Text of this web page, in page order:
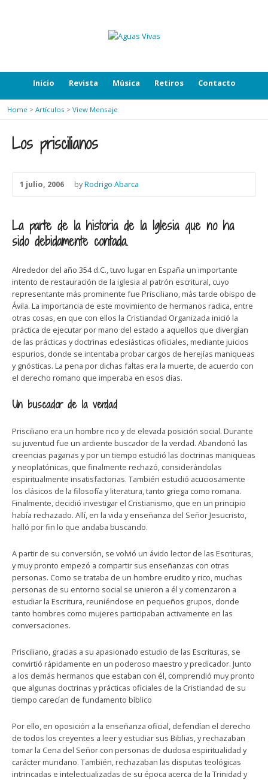
Inicio Revista Música Retiros Contacto
Home > Artículos > View Mensaje
Los priscilianos
1 julio, 2006 byRodrigo Abarca
La parte de la historia de la Iglesia que no ha
sido debidamente contada.
Alrededor del año 354 d.C., tuvo lugar en España un importante
intento de restauración de la iglesia al patrón escritural, cuyo
representante más prominente fue Prisciliano, más tarde obispo de
Ávila. La importancia de este movimiento de hermanos radica, entre
otras cosas, en que con ellos la Cristiandad Organizada inició la
práctica de ejecutar por mano del estado a aquellos que divergían
de las prácticas y doctrinas eclesiásticas oficiales, mediante juicios
espurios, donde se intentaba probar cargos de herejías maniqueas
y gnósticas. La pena por dichas faltas era la muerte, de acuerdo con
el derecho romano que imperaba en esos días.
Un buscador de la verdad
Prisciliano era un hombre rico y de elevada posición social. Durante
su juventud fue un ardiente buscador de la verdad. Abandonó las
creencias paganas y por un tiempo estudió las doctrinas maniqueas
y neoplatónicas, que finalmente rechazó, considerándolas
espiritualmente insatisfactorias. También estudió acuciosamente
los clásicos de la filosofía y literatura, tanto griega como romana.
Finalmente, decidió investigar el Cristianismo, que en un principio
había rechazado. Allí, en la vida y enseñanza del Señor Jesucristo,
halló por fin lo que andaba buscando.
A partir de su conversión, se volvió un ávido lector de las Escrituras,
y muy pronto empezó a compartir sus enseñanzas con otras
personas. Como se trataba de un hombre erudito y rico, muchas
personas de su entorno social se unieron a él y comenzaron a
estudiar la Escritura, reuniéndose en pequeños grupos, donde
tanto hombres como mujeres participaban activamente en las
conversaciones.
Prisciliano, gracias a su apasionado estudio de las Escrituras, se
convirtió rápidamente en un poderoso maestro y predicador. Junto
a los demás hermanos que estaban con él, comprendió muy pronto
que algunas doctrinas y prácticas oficiales de la Cristiandad de su
tiempo carecían de fundamento bíblico
Por ello, en oposición a la enseñanza oficial, defendían el derecho
de todos los creyentes a leer y estudiar sus Biblias, y rechazaban
tomar la Cena del Señor con personas de dudosa espiritualidad y
carácter mundano. También, rechazaban las disputas teológicas
intrincadas e intelectualizadas de su época acerca de la Trinidad y